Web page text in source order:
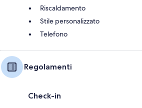
Riscaldamento
Stile personalizzato
Telefono
Regolamenti
Check-in